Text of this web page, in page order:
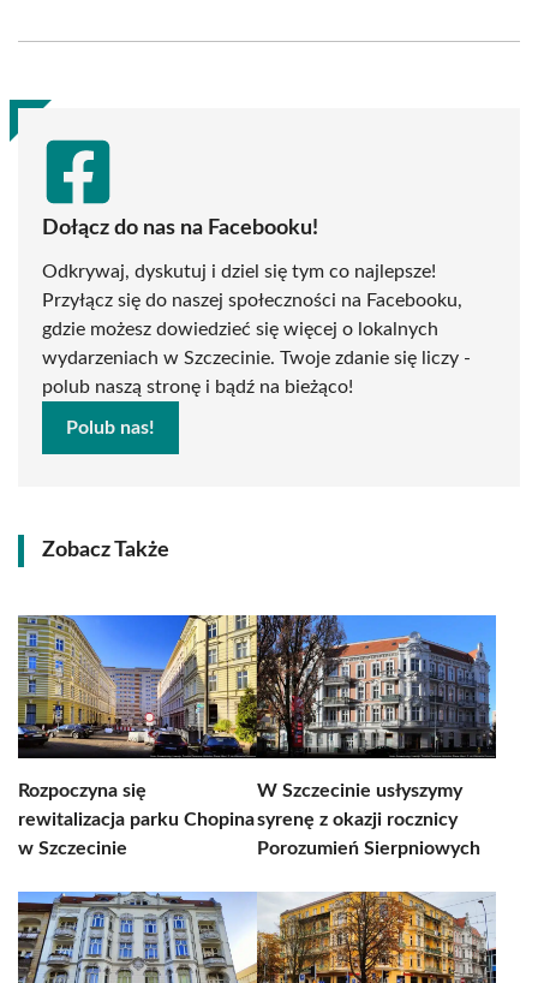
(Twitter)
Dołącz do nas na Facebooku!
Odkrywaj, dyskutuj i dziel się tym co najlepsze!
Przyłącz się do naszej społeczności na Facebooku,
gdzie możesz dowiedzieć się więcej o lokalnych
wydarzeniach w Szczecinie. Twoje zdanie się liczy -
polub naszą stronę i bądź na bieżąco!
Polub nas!
Zobacz Także
Rozpoczyna się
rewitalizacja parku Chopina
w Szczecinie
W Szczecinie usłyszymy
syrenę z okazji rocznicy
Porozumień Sierpniowych